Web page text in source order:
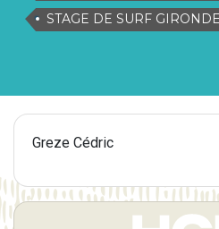
STAGE DE SURF GIRONDE
Greze Cédric